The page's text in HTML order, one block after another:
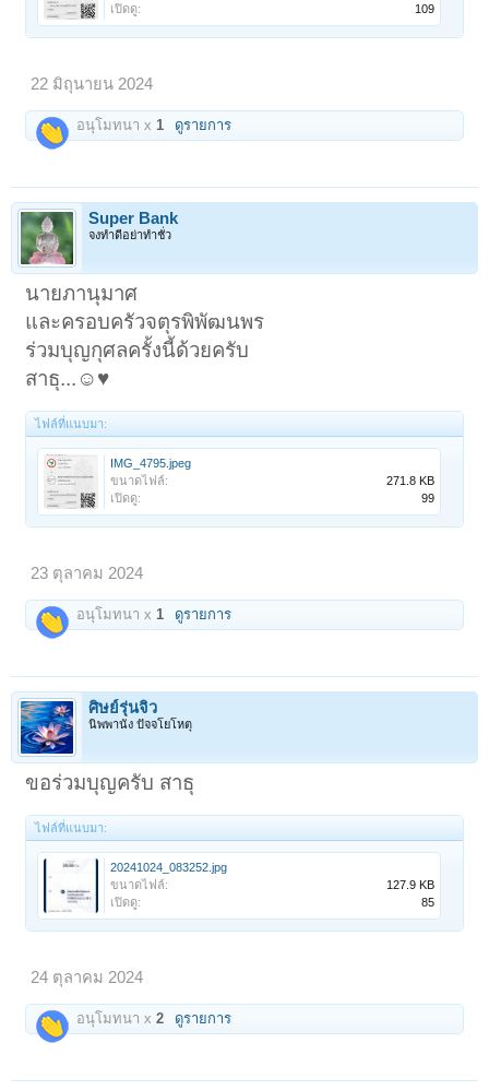
เปิดดู:
109
22 มิถุนายน 2024
อนุโมทนา x 1 ดูรายการ
Super Bank
จงทำดีอย่าทำชั่ว
นายภานุมาศ
และครอบครัวจตุรพิพัฒนพร
ร่วมบุญกุศลครั้งนี้ด้วยครับ
สาธุ...☺️♥️
ไฟล์ที่แนบมา:
IMG_4795.jpeg
ขนาดไฟล์:
271.8 KB
เปิดดู:
99
23 ตุลาคม 2024
อนุโมทนา x 1 ดูรายการ
ศิษย์รุ่นจิ๋ว
นิพพานัง ปัจจโยโหตุ
ขอร่วมบุญครับ สาธุ
ไฟล์ที่แนบมา:
20241024_083252.jpg
ขนาดไฟล์:
127.9 KB
เปิดดู:
85
24 ตุลาคม 2024
อนุโมทนา x2 ดูรายการ